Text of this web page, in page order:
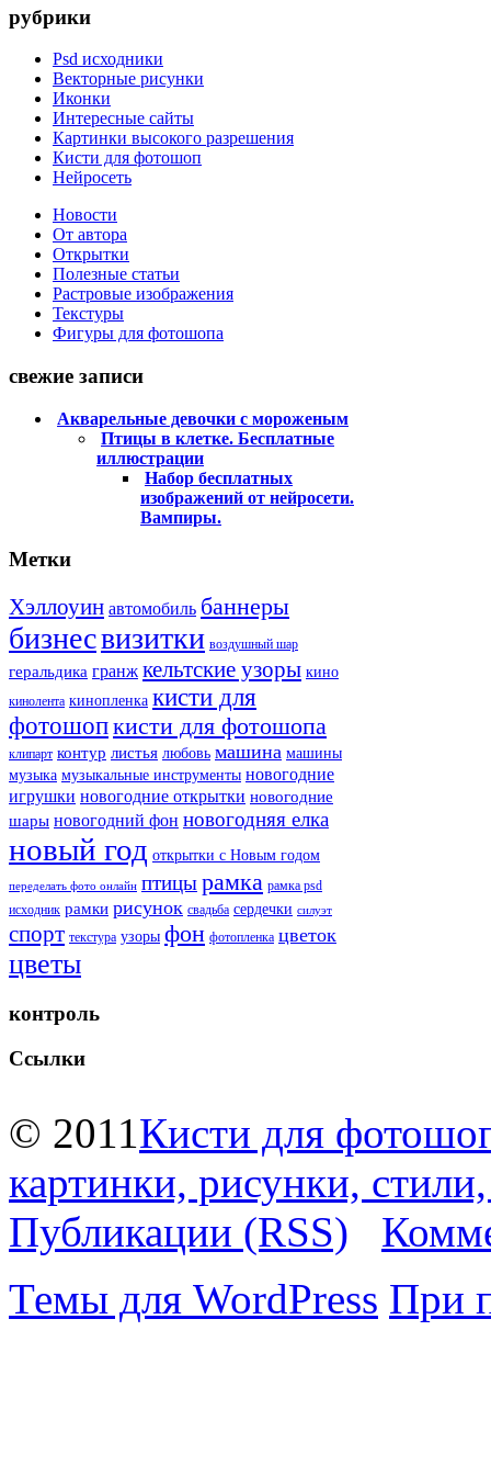
рубрики
Psd исходники
Векторные рисунки
Иконки
Интересные сайты
Картинки высокого разрешения
Кисти для фотошоп
Нейросеть
Новости
От автора
Открытки
Полезные статьи
Растровые изображения
Текстуры
Фигуры для фотошопа
свежие записи
Акварельные девочки с мороженым
Птицы в клетке. Бесплатные
иллюстрации
Набор бесплатных
изображений от нейросети.
Вампиры.
Метки
Хэллоуин автомобиль баннеры
бизнесвизитки воздушный шар
геральдика гранж кельтские узоры кино
кинолента кинопленка кисти для
фотошопкисти для фотошопа
клипарт контур листья любовь машина машины
музыка музыкальные инструменты новогодние
игрушки новогодние открытки новогодние
шары новогодний фон новогодняя елка
новый год открытки с Новым годом
переделать фото онлайн птицырамка рамка psd
исходник рамки рисунок свадьба сердечки силуэт
спорт текстура узоры фон фотопленка цветок
цветы
контроль
Ссылки
© 2011Кисти для
картинки, рисунки,
Публикации (RSS)
Темы для WordPress При